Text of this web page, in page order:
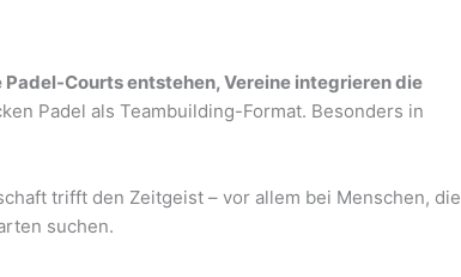
Padel-Courts entstehen, Vereine integrieren die
Padel als Teambuilding-Format. Besonders in
trifft den Zeitgeist – vor allem bei Menschen, die
suchen.